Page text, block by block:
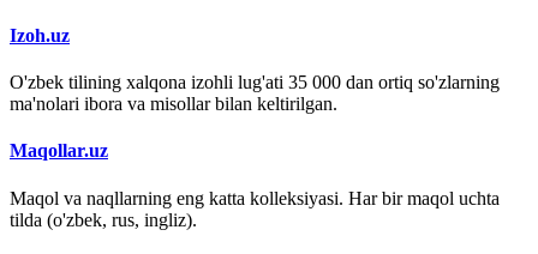
Izoh.uz
O'zbek tilining xalqona izohli lug'ati 35 000 dan ortiq so'zlarning
ma'nolari ibora va misollar bilan keltirilgan.
Maqollar.uz
Maqol va naqllarning eng katta kolleksiyasi. Har bir maqol uchta
tilda (o'zbek, rus, ingliz).